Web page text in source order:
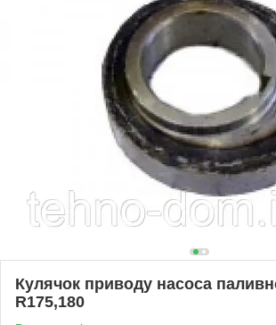
Кулячок приводу насоса
R175,180